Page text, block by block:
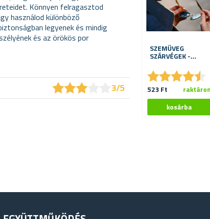
Könnyen felragasztod
használod különböző
legyenek és mindig
és az örökös por
SZEMÜVEG
SZÁRVÉGEK -
★★★★★
★★★★★
523 Ft raktáron
★★★
★★★ 3/5